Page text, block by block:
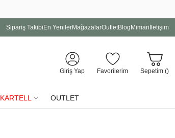
Sipariş Takibi En YenilerMağazalarOutletBlog Mimari İletişim
Giriş Yap Favorilerim Sepetim ()
KARTELL OUTLET